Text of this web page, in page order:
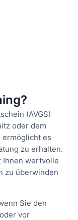
(AVGS)
oder dem
es
zu erhalten.
Ihnen wertvolle
zu überwinden
Sie den
vor